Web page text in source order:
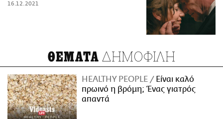
16.12.2021
ΘΕΜΑΤΑ ΔΗΜΟΦΙΛΗ
HEALTHY PEOPLE
Είναι καλό
πρωινό η βρόμη; Ένας γιατρός
απαντά